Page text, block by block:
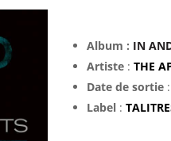
Album : IN
Artiste: THE
Date de sortie:
Label: